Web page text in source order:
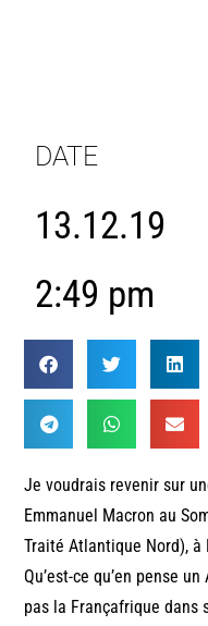
DATE
13.12.19
2:49 pm
Je voudrais revenir sur
Emmanuel Macron au
Traité Atlantique Nord), à
Qu’est-ce qu’en pense
pas la Françafrique dans